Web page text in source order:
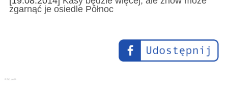
zgarnąć je osiedle Północ